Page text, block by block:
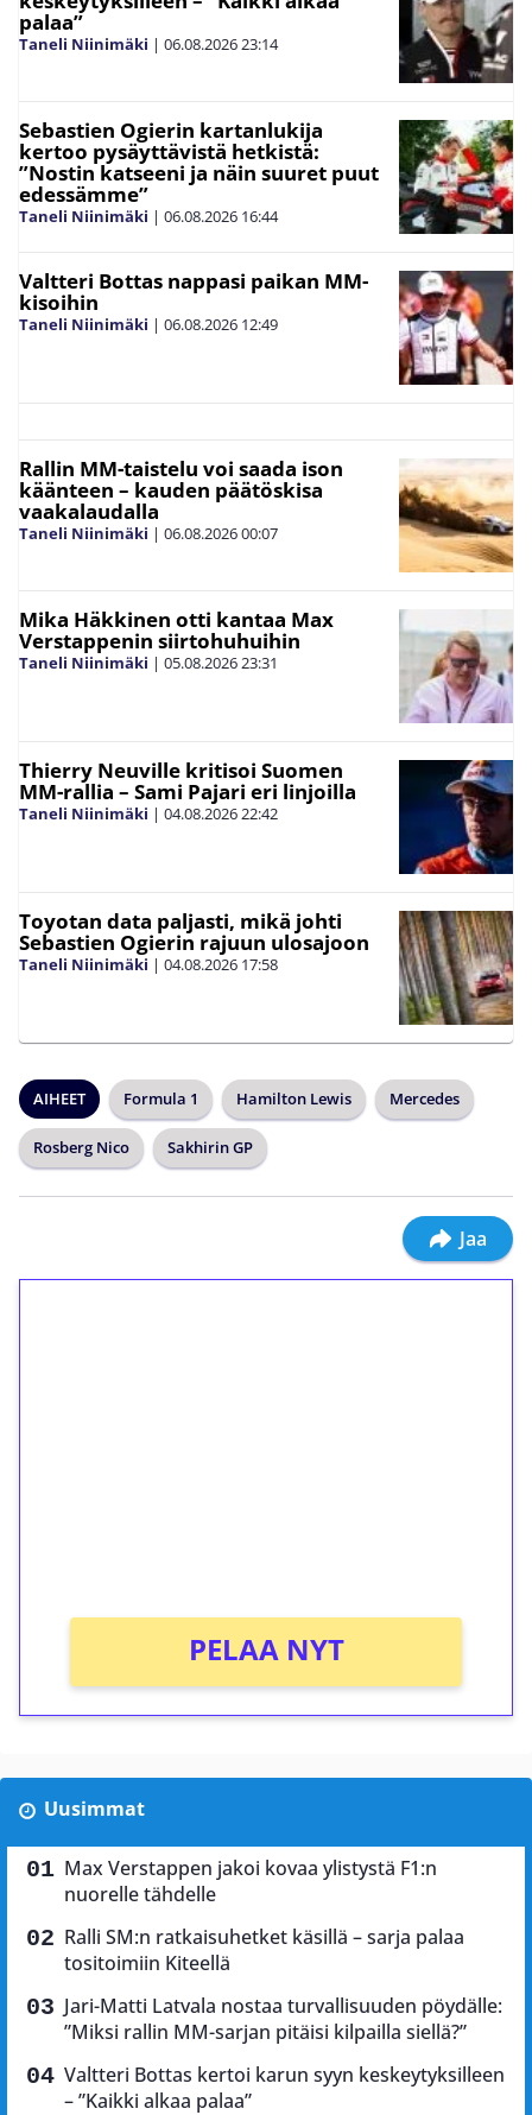
palaa”
Taneli Niinimäki | 06.08.202623:14
Sebastien Ogierin kartanlukija
kertoo pysäyttävistä hetkistä:
”Nostin katseeni ja näin suuret puut
edessämme”
Taneli Niinimäki | 06.08.2026 16:44
Valtteri Bottas nappasi paikan MM-
kisoihin
Taneli Niinimäki | 06.08.2026 12:49
Rallin MM-taistelu voi saada ison
käänteen – kauden päätöskisa
vaakalaudalla
Taneli Niinimäki | 06.08.202600:07
Mika Häkkinen otti kantaa Max
Verstappenin siirtohuhuihin
Taneli Niinimäki | 05.08.202623:31
Thierry Neuville kritisoi Suomen
MM-rallia – Sami Pajari eri linjoilla
Taneli Niinimäki | 04.08.202622:42
Toyotan data paljasti, mikä johti
Sebastien Ogierin rajuun ulosajoon
Taneli Niinimäki | 04.08.2026 17:58
AIHEET Formula 1 Hamilton Lewis Mercedes
Rosberg Nico Sakhirin GP
Jaa
PELAA NYT
Uusimmat
Max Verstappen jakoi kovaa ylistystä F1:n
nuorelle tähdelle
Ralli SM:n ratkaisuhetket käsillä – sarja palaa
tositoimiin Kiteellä
Jari-Matti Latvala nostaa turvallisuuden pöydälle:
”Miksi rallin MM-sarjan pitäisi kilpailla siellä?”
Valtteri Bottas kertoi karun syyn keskeytyksilleen
– ”Kaikki alkaa palaa”